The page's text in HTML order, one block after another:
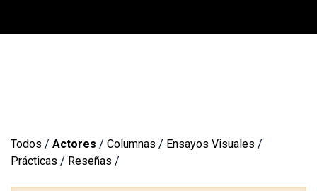
Todos / Actores / Columnas / Ensayos Visuales /
Prácticas / Reseñas /